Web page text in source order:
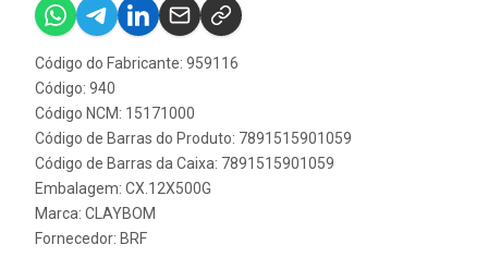
Código do Fabricante: 959116
Código: 940
Código NCM: 15171000
Código de Barras do Produto: 7891515901059
Código de Barras da Caixa: 7891515901059
Embalagem: CX.12X500G
Marca: CLAYBOM
Fornecedor: BRF